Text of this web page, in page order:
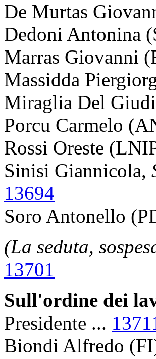
De Murtas
Dedoni Antonina
Marras Giovanni
Massidda
Miraglia Del
Porcu Carmelo
Rossi Oreste
Sinisi Giannicola,
13694
Soro Antonello
(La seduta,
13701
Sull'ordine dei
Presidente ...
Biondi Alfredo